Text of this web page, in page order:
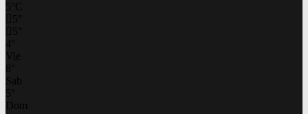
5 C
5
5
4
Vie
Sab
5
Dom